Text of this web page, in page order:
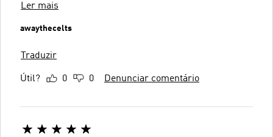
Ler mais
awaythecelts
Traduzir
Útil? 0 0 Denunciar comentário